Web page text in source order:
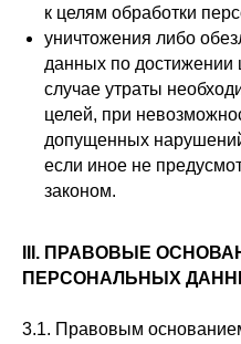
к целям обработки
уничтожения либо
данных по достижении
случае утраты
целей, при
допущенных
если иное не
законом.
III. ПРАВОВЫЕ
ПЕРСОНАЛЬНЫХ
3.1. Правовым